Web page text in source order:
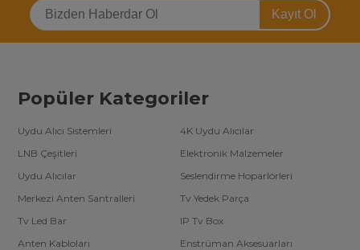
Kayıt Ol
Popüler Kategoriler
Uydu Alıcı Sistemleri
4K Uydu Alıcılar
LNB Çeşitleri
Elektronik Malzemeler
Uydu Alıcılar
Seslendirme Hoparlörleri
Merkezi Anten Santralleri
Tv Yedek Parça
Tv Led Bar
IP Tv Box
Anten Kabloları
Enstrüman Aksesuarları